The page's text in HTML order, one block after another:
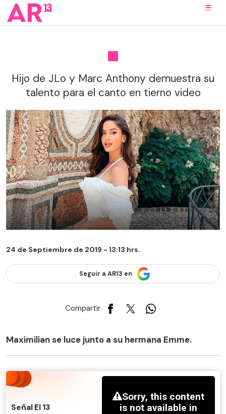
Hijo de JLo y Marc Anthony demuestra su
talento para el canto en tierno video
24 de Septiembre de 2019 - 13:13 hrs.
Seguir a AR13 en
Compartir
Maximilian se luce junto a su hermana Emme.
Señal El 13